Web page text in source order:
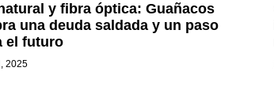
y fibra óptica: Guañacos
una deuda saldada y un paso
el futuro
2025